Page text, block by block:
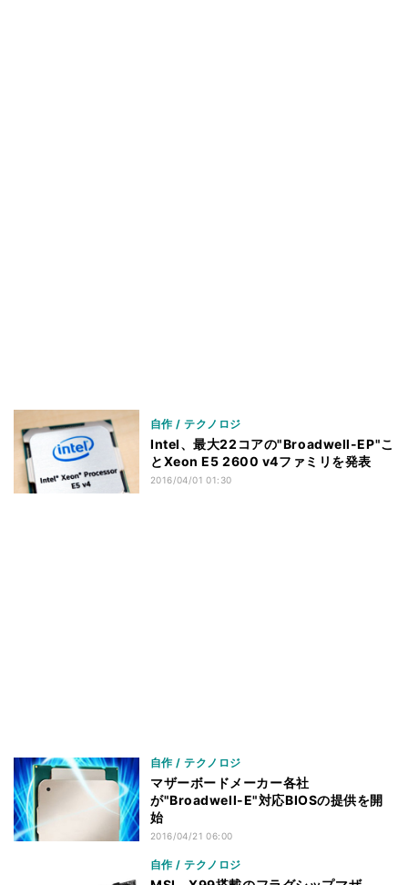
自作 / テクノロジ
Intel、最大22コアの"Broadwell-EP"こ
とXeon E5 2600 v4ファミリを発表
2016/04/01 01:30
自作 / テクノロジ
マザーボードメーカー各社
が"Broadwell-E"対応BIOSの提供を開
始
2016/04/21 06:00
自作 / テクノロジ